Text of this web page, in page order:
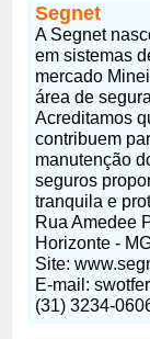
Segnet
A Segnet
em sistemas
mercado
área de
Acreditamos
contribuem
manutenção
seguros
tranquila e
Rua Amedee
Horizonte -
Site:
E-mail:
(31) 3234-